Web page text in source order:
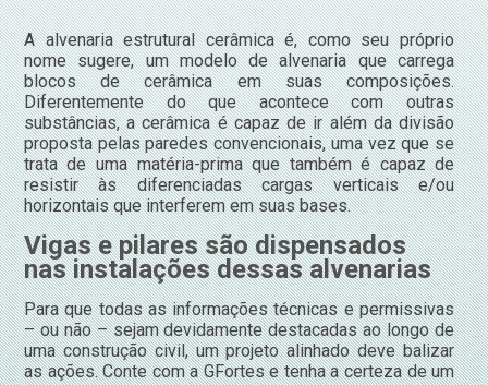
A alvenaria estrutural cerâmica é, como seu próprio
nome sugere, um modelo de alvenaria que carrega
blocos de cerâmica em suas composições.
Diferentemente do que acontece com outras
substâncias, a cerâmica é capaz de ir além da divisão
proposta pelas paredes convencionais, uma vez que se
trata de uma matéria-prima que também é capaz de
resistir às diferenciadas cargas verticais e/ou
horizontais que interferem em suas bases.
Vigas e pilares são dispensados
nas instalações dessas alvenarias
Para que todas as informações técnicas e permissivas
– ou não – sejam devidamente destacadas ao longo de
uma construção civil, um projeto alinhado deve balizar
as ações. Conte com a GFortes e tenha a certeza de um